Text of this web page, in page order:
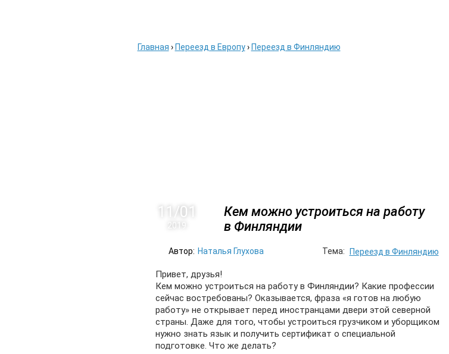
Главная › Переезд в Европу› Переезд в Финляндию
Кем можно устроиться на работу
в Финляндии
11/01
2019
Автор: Наталья Глухова Тема: Переезд в Финляндию
Привет, друзья!
Кем можно устроиться на работу в Финляндии? Какие профессии
сейчас востребованы? Оказывается, фраза «я готов на любую
работу» не открывает перед иностранцами двери этой северной
страны. Даже для того, чтобы устроиться грузчиком и уборщиком
нужно знать язык и получить сертификат о специальной
подготовке. Что же делать?